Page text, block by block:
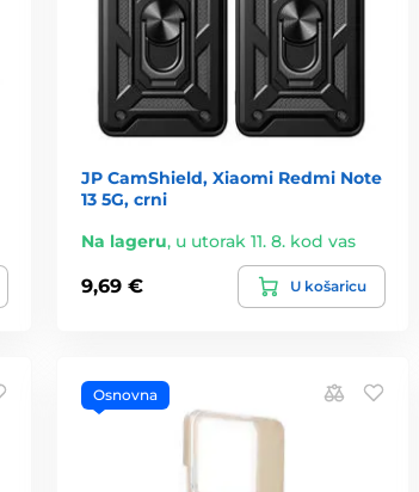
JP CamShield, Xiaomi Redmi Note
13 5G, crni
Na lageru, u utorak 11. 8. kod vas
9,69 € U košaricu
Osnovna